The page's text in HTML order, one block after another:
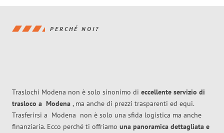
PERCHÉ NOI?
Traslochi Modena non è solo sinonimo di eccellente servizio di
trasloco a Modena , ma anche di prezzi trasparenti ed equi.
Trasferirsi a Modena non è solo una sfida logistica ma anche
finanziaria. Ecco perché ti offriamo una panoramica dettagliata e